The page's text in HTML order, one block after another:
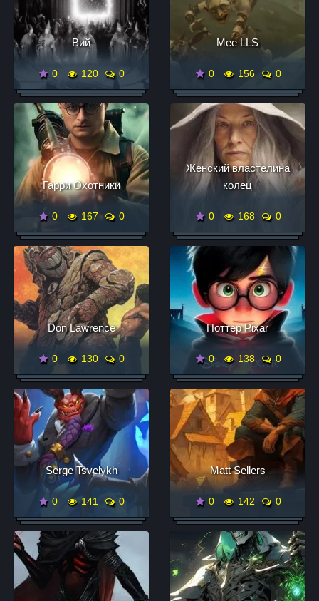
Вий
0 120 0
Mee LLS
0 156 0
Гарри Охотники
0 167 0
Женский властелина
колец
0 168 0
Don Lawrence
0 130 0
Поттер Pixar
0 138 0
Serge Tsvelykh
0 141 0
Matt Sellers
0 142 0